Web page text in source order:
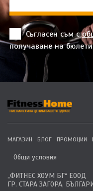
Съгласен съм с
получаване на
МАГАЗИН БЛОГ ПРОМОЦИИ
Общи условия
„ФИТНЕС ХОУМ БГ“ ЕООД
ГР. СТАРА ЗАГОРА,